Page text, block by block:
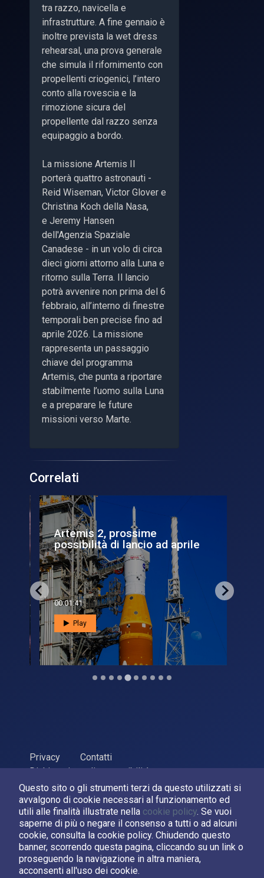
Questo sito o gli strumenti terzi da questo utilizzati si
avvalgono di cookie necessari al funzionamento ed
utili alle finalità illustrate nella cookie policy. Se vuoi
saperne di più o negare il consenso a tutti o ad alcuni
cookie, consulta la cookie policy. Chiudendo questo
banner, scorrendo questa pagina, cliccando su un link o
proseguendo la navigazione in altra maniera,
acconsenti all'uso dei cookie.
tra razzo, navicella e
infrastrutture. A fine gennaio è
inoltre prevista la wet dress
rehearsal, una prova generale
che simula il rifornimento con
propellenti criogenici, l’intero
conto alla rovescia e la
rimozione sicura del
propellente dal razzo senza
equipaggio a bordo.
La missione Artemis II
porterà quattro astronauti -
Reid Wiseman, Victor Glover e
Christina Koch della Nasa,
e Jeremy Hansen
dell'Agenzia Spaziale
Canadese - in un volo di circa
dieci giorni attorno alla Luna e
ritorno sulla Terra. Il lancio
potrà avvenire non prima del 6
febbraio, all’interno di finestre
temporali ben precise fino ad
aprile 2026. La missione
rappresenta un passaggio
chiave del programma
Artemis, che punta a riportare
stabilmente l’uomo sulla Luna
e a preparare le future
missioni verso Marte.
Correlati
Artemis 2, prossime
possibilità di lancio ad aprile
00:01:41
Play
Privacy
Contatti
Dichiarazione di accessibilità
ASI Agenzia Spaziale Italiana, 2026. P.Iva 03638121008
Sviluppato daLPM
Seguici su:
Asi su Facebook
Asi su XCanale Asi su YouTube